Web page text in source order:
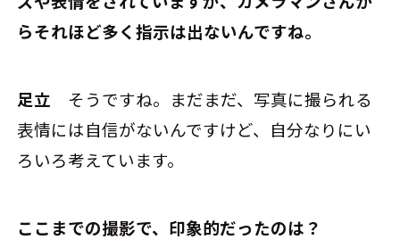
らそれほど多く指示は出ないんですね。
足立 そうですね。まだまだ、写真に撮られる
表情には自信がないんですけど、自分なりにい
ろいろ考えています。
――ここまでの撮影で、印象的だったのは？